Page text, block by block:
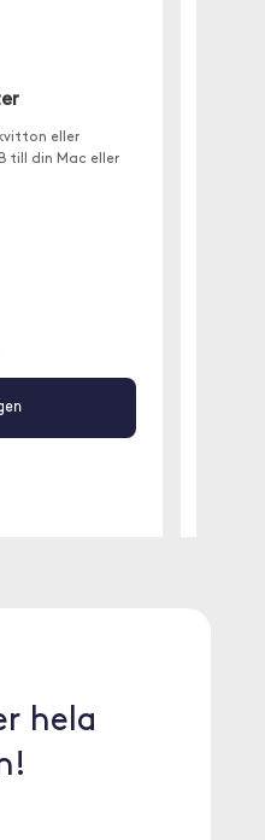
eller
till din Mac eller
hela